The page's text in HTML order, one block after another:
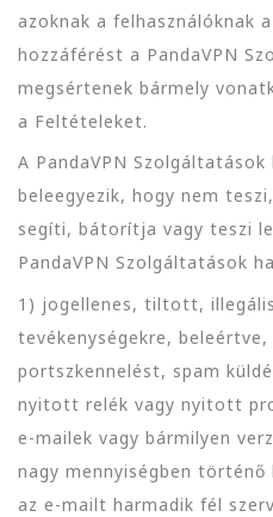
azoknak a felhasználóknak
hozzáférést a PandaVPN
megsértenek bármely
a Feltételeket.
A PandaVPN
beleegyezik, hogy nem
segíti, bátorítja vagy teszi
PandaVPN Szolgáltatások
1) jogellenes, tiltott,
tevékenységekre,
portszkennelést, spam
nyitott relék vagy nyitott
e-mailek vagy bármilyen
nagy mennyiségben
az e-mailt harmadik fél